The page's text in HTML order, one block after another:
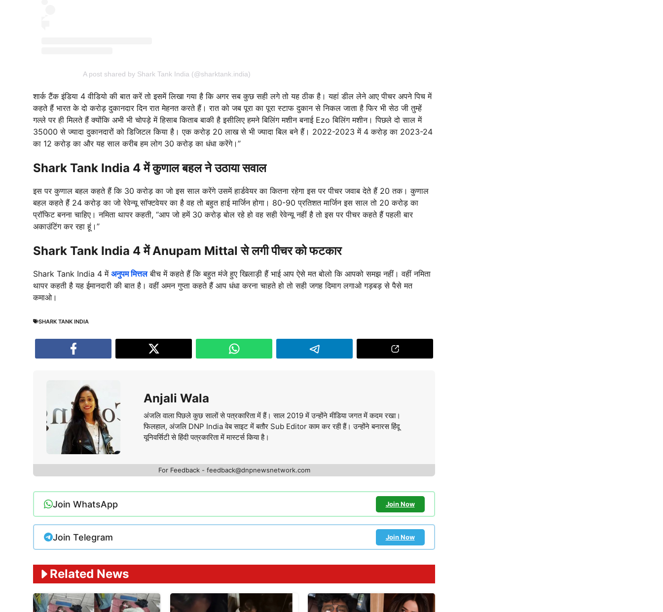
A post shared by Shark Tank India (@sharktank.india)
शार्क टैंक इंडिया 4 वीडियो की बात करें तो इसमें लिखा गया है कि अगर सब कुछ सही लगे तो यह ठीक है। यहां डील लेने आए पीचर अपने पिच में
कहते हैं भारत के दो करोड़ दुकानदार दिन रात मेहनत करते हैं। रात को जब पूरा का पूरा स्टाफ दुकान से निकल जाता है फिर भी सेठ जी तुम्हें
गल्ले पर ही मिलते हैं क्योंकि अभी भी चोपड़े में हिसाब किताब बाकी है इसीलिए हमने बिलिंग मशीन बनाई Ezo बिलिंग मशीन। पिछले दो साल में
35000 से ज्यादा दुकानदारों को डिजिटल किया है। एक करोड़ 20 लाख से भी ज्यादा बिल बने हैं। 2022-2023 में 4 करोड़ का 2023-24
का 12 करोड़ का और यह साल करीब हम लोग 30 करोड़ का धंधा करेंगे।”
Shark Tank India 4 में कुणाल बहल ने उठाया सवाल
इस पर कुणाल बहल कहते हैं कि 30 करोड़ का जो इस साल करेंगे उसमें हार्डवेयर का कितना रहेगा इस पर पीचर जवाब देते हैं 20 तक। कुणाल
बहल कहते हैं 24 करोड़ का जो रेवेन्यू सॉफ्टवेयर का है वह तो बहुत हाई मार्जिन होगा। 80-90 प्रतिशत मार्जिन इस साल तो 20 करोड़ का
प्रॉफिट बनना चाहिए। नमिता थापर कहती, “आप जो हमें 30 करोड़ बोल रहे हो वह सही रेवेन्यू नहीं है तो इस पर पीचर कहते हैं पहली बार
अकाउंटिंग कर रहा हूं।”
Shark Tank India 4 में Anupam Mittal से लगी पीचर को फटकार
Shark Tank India 4 में अनुपम मित्तलबीच में कहते हैं कि बहुत मंजे हुए खिलाड़ी हैं भाई आप ऐसे मत बोलो कि आपको समझ नहीं। वहीं नमिता
थापर कहती है यह ईमानदारी की बात है। वहीं अमन गुप्ता कहते हैं आप धंधा करना चाहते हो तो सही जगह दिमाग लगाओ गड़बड़ से पैसे मत
कमाओ।
SHARK TANK INDIA
Anjali Wala
अंजलि वाला पिछले कुछ सालों से पत्रकारिता में हैं। साल 2019 में उन्होंने मीडिया जगत में कदम रखा।
फिलहाल, अंजलि DNP India वेब साइट में बतौर Sub Editor काम कर रही हैं। उन्होंने बनारस हिंदू
यूनिवर्सिटी से हिंदी पत्रकारिता में मास्टर्स किया है।
For Feedback - feedback@dnpnewsnetwork.com
Join WhatsApp Join Now
Join Telegram Join Now
Related News